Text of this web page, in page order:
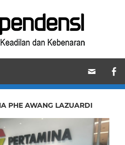
PHE AWANG LAZUARDI